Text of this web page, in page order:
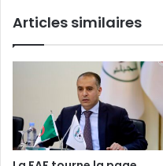
Articles similaires